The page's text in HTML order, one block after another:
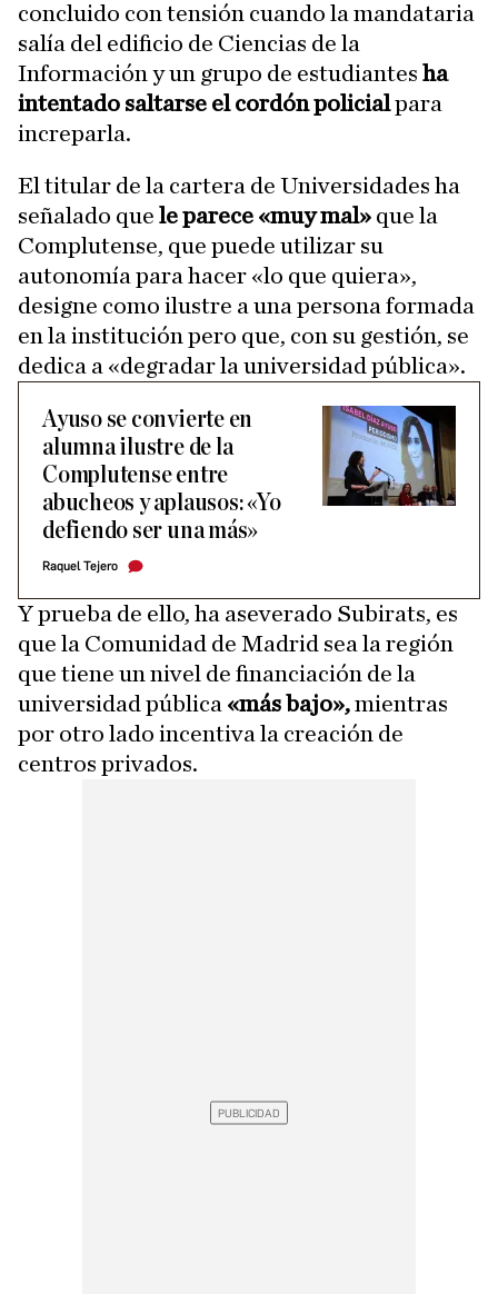
concluido con tensión cuando la mandataria
salía del edificio de Ciencias de la
Información y un grupo de estudiantes ha
intentado saltarse el cordón policialpara
increparla.
El titular de la cartera de Universidades ha
señalado que le parece «muy mal» que la
Complutense, que puede utilizar su
autonomía para hacer «lo que quiera»,
designe como ilustre a una persona formada
en la institución pero que, con su gestión, se
dedica a «degradar la universidad pública».
Ayuso se convierte en
alumna ilustre de la
Complutense entre
abucheos y aplausos: «Yo
defiendo ser una más»
Raquel Tejero
Y prueba de ello, ha aseverado Subirats, es
que la Comunidad de Madrid sea la región
que tiene un nivel de financiación de la
universidad pública «más bajo»,mientras
por otro lado incentiva la creación de
centros privados.